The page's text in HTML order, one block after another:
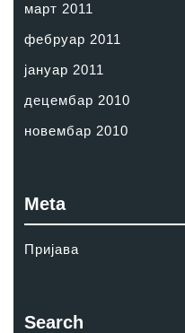
март 2011
фебруар 2011
јануар 2011
децембар 2010
новембар 2010
Meta
Пријава
Search